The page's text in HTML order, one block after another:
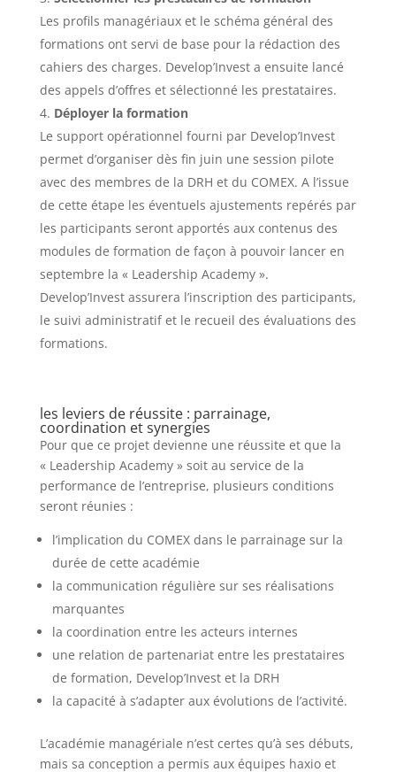
Les profils managériaux et le schéma général des
formations ont servi de base pour la rédaction des
cahiers des charges. Develop’Invest a ensuite lancé
des appels d’offres et sélectionné les prestataires.
Déployer la formation
Le support opérationnel fourni par Develop’Invest
permet d’organiser dès fin juin une session pilote
avec des membres de la DRH et du COMEX. A l’issue
de cette étape les éventuels ajustements repérés par
les participants seront apportés aux contenus des
modules de formation de façon à pouvoir lancer en
septembre la « Leadership Academy ».
Develop’Invest assurera l’inscription des participants,
le suivi administratif et le recueil des évaluations des
formations.
les leviers de réussite : parrainage,
coordination et synergies
Pour que ce projet devienne une réussite et que la
« Leadership Academy » soit au service de la
performance de l’entreprise, plusieurs conditions
seront réunies :
l’implication du COMEX dans le parrainage sur la
durée de cette académie
la communication régulière sur ses réalisations
marquantes
la coordination entre les acteurs internes
une relation de partenariat entre les prestataires
de formation, Develop’Invest et la DRH
la capacité à s’adapter aux évolutions de l’activité.
L’académie managériale n’est certes qu’à ses débuts,
mais sa conception a permis aux équipes haxio et